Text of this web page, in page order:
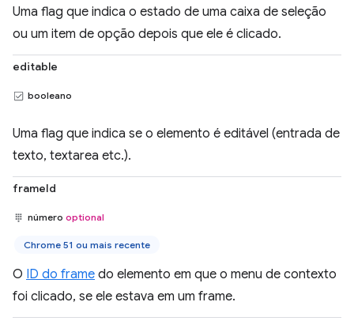
Uma flag que indica o estado de uma caixa de seleção
ou um item de opção depois que ele é clicado.
editable
booleano
Uma flag que indica se o elemento é editável (entrada de
texto, textarea etc.).
frameId
número optional
Chrome 51 ou mais recente
O ID do frame do elemento em que o menu de contexto
foi clicado, se ele estava em um frame.